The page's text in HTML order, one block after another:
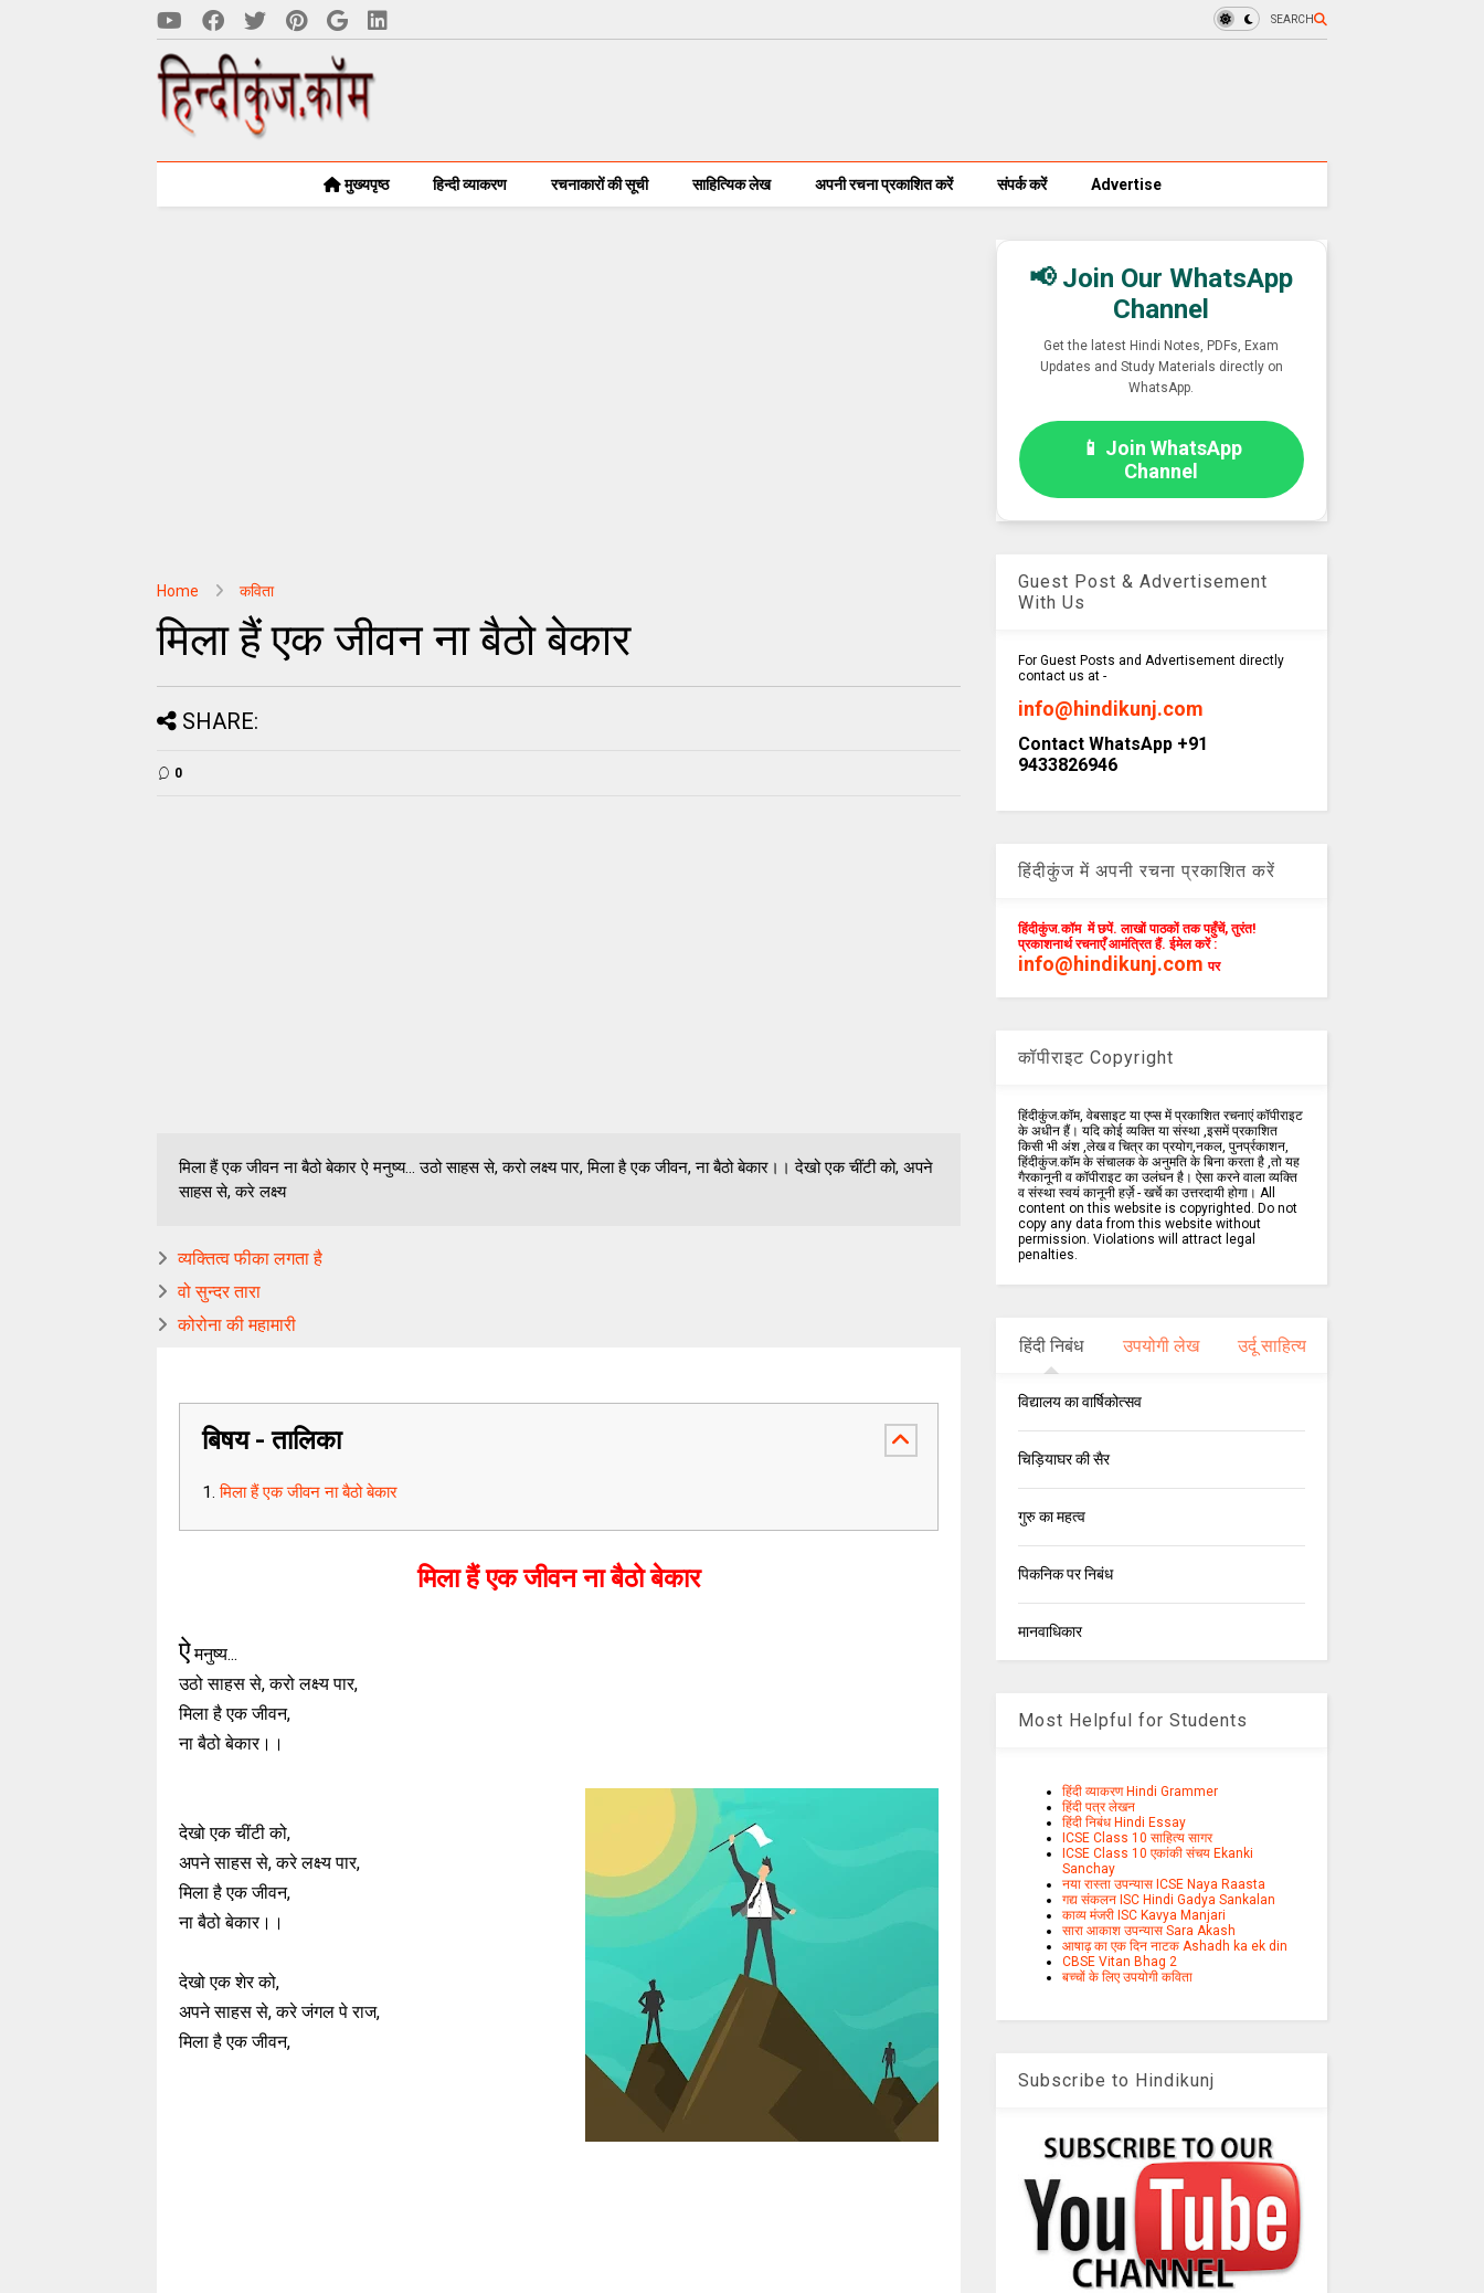
SEARCH
मुख्यपृष्ठ हिन्दी व्याकरण रचनाकारों की सूची साहित्यिक लेख अपनी रचना प्रकाशित करें संपर्क करें Advertise
Home कविता
मिला हैं एक जीवन ना बैठो बेकार
SHARE:
0
मिला हैं एक जीवन ना बैठो बेकार ऐ मनुष्य... उठो साहस से, करो लक्ष्य पार, मिला है एक जीवन, ना बैठो बेकार।। देखो एक चींटी को, अपने
साहस से, करे लक्ष्य
व्यक्तित्व फीका लगता है
वो सुन्दर तारा
कोरोना की महामारी
बिषय - तालिका
मिला हैं एक जीवन ना बैठो बेकार
मिला हैं एक जीवन ना बैठो बेकार
ऐमनुष्य...
उठो साहस से, करो लक्ष्य पार,
मिला है एक जीवन,
ना बैठो बेकार।।
देखो एक चींटी को,
अपने साहस से, करे लक्ष्य पार,
मिला है एक जीवन,
ना बैठो बेकार।।
देखो एक शेर को,
अपने साहस से, करे जंगल पे राज,
मिला है एक जीवन,
📢 Join Our WhatsApp
Channel
Get the latest Hindi Notes, PDFs, Exam
Updates and Study Materials directly on
WhatsApp.
📱 Join WhatsApp
Channel
Guest Post & Advertisement
With Us
For Guest Posts and Advertisement directly
contact us at -
info@hindikunj.com
Contact WhatsApp +91
9433826946
हिंदीकुंज में अपनी रचना प्रकाशित करें
हिंदीकुंज.कॉम में छपें. लाखों पाठकों तक पहुँचें, तुरंत!
प्रकाशनार्थ रचनाएँ आमंत्रित हैं. ईमेल करें :
info@hindikunj.com पर
कॉपीराइट Copyright
हिंदीकुंज.कॉम, वेबसाइट या एप्स में प्रकाशित रचनाएं कॉपीराइट
के अधीन हैं। यदि कोई व्यक्ति या संस्था ,इसमें प्रकाशित
किसी भी अंश ,लेख व चित्र का प्रयोग,नकल, पुनर्प्रकाशन,
हिंदीकुंज.कॉम के संचालक के अनुमति के बिना करता है ,तो यह
गैरकानूनी व कॉपीराइट का उलंघन है। ऐसा करने वाला व्यक्ति
व संस्था स्वयं कानूनी हर्ज़े - खर्चे का उत्तरदायी होगा। All
content on this website is copyrighted. Do not
copy any data from this website without
permission. Violations will attract legal
penalties.
हिंदी निबंध उपयोगी लेख उर्दू साहित्य
विद्यालय का वार्षिकोत्सव
चिड़ियाघर की सैर
गुरु का महत्व
पिकनिक पर निबंध
मानवाधिकार
Most Helpful for Students
हिंदी व्याकरण Hindi Grammer
हिंदी पत्र लेखन
हिंदी निबंध Hindi Essay
ICSE Class 10 साहित्य सागर
ICSE Class 10 एकांकी संचय Ekanki
Sanchay
नया रास्ता उपन्यास ICSE Naya Raasta
गद्य संकलन ISC Hindi Gadya Sankalan
काव्य मंजरी ISC Kavya Manjari
सारा आकाश उपन्यास Sara Akash
आषाढ़ का एक दिन नाटक Ashadh ka ek din
CBSE Vitan Bhag 2
बच्चों के लिए उपयोगी कविता
Subscribe to Hindikunj